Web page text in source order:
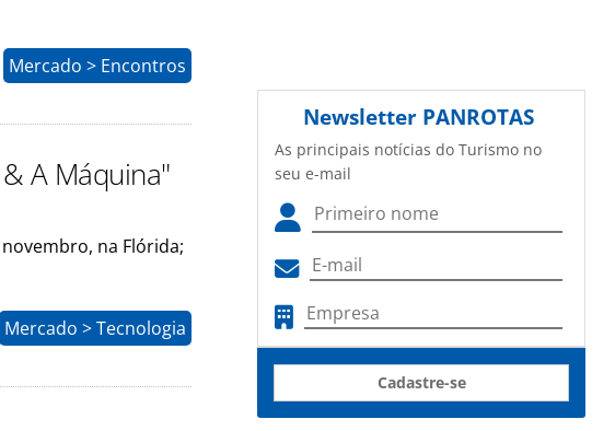
Mercado > Encontros
A Máquina"
na Flórida;
Mercado > Tecnologia
Newsletter PANROTAS
As principais notícias do Turismo no
seu e-mail
Cadastre-se